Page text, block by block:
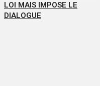
LOI MAIS IMPOSE LE
DIALOGUE